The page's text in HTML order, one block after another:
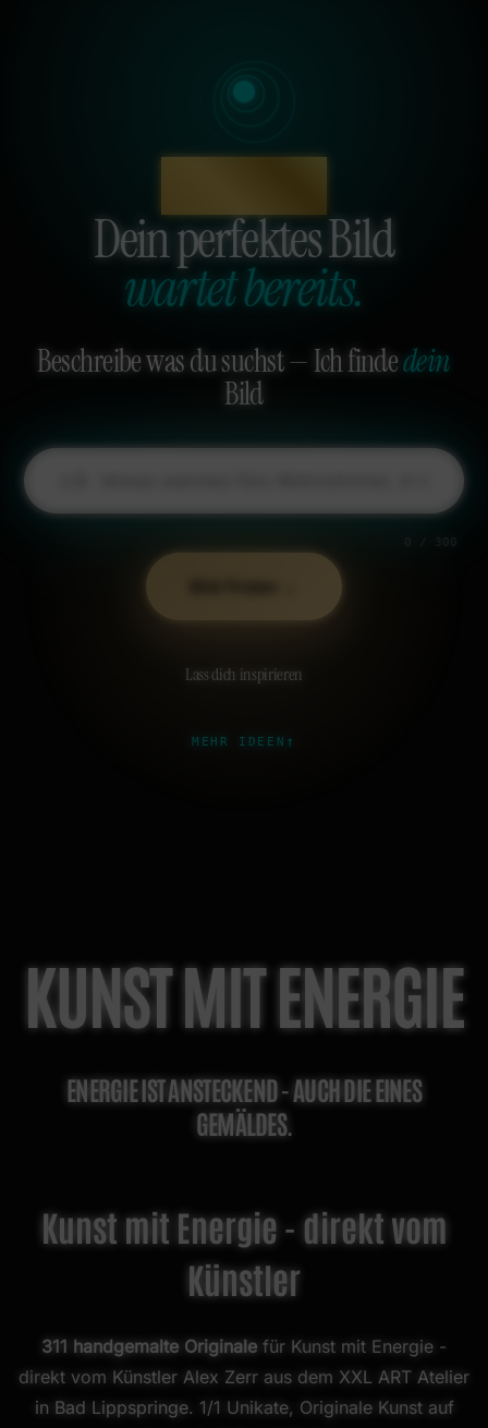
Dein perfektes Bild
wartet bereits.
Beschreibe was du suchst — Ich findedein
Bild
Lass dich inspirieren
MEHR IDEEN ↑
KUNST MIT ENERGIE
ENERGIE IST ANSTECKEND - AUCH DIE EINES
GEMÄLDES.
Kunst mit Energie - direkt vom
Künstler
311 handgemalte Originale für Kunst mit Energie -
direkt vom Künstler Alex Zerr aus dem XXL ART Atelier
in Bad Lippspringe. 1/1 Unikate, Originale Kunst auf